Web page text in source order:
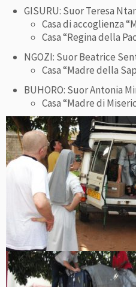
GISURU: Suor Teresa
Casa di accoglienza
Casa “Regina della
NGOZI: Suor Beatrice
Casa “Madre della
BUHORO: Suor Antonia
Casa “Madre di